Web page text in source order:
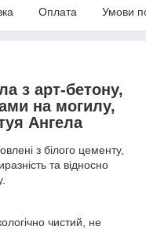
Оплата Умови
з арт-бетону,
на могилу,
Ангела
з білого цементу,
та відносно
чистий, не